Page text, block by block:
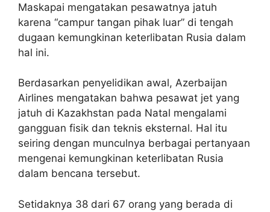
Maskapai mengatakan pesawatnya jatuh
karena “campur tangan pihak luar” di tengah
dugaan kemungkinan keterlibatan Rusia dalam
hal ini.
Berdasarkan penyelidikan awal, Azerbaijan
Airlines mengatakan bahwa pesawat jet yang
jatuh di Kazakhstan pada Natal mengalami
gangguan fisik dan teknis eksternal. Hal itu
seiring dengan munculnya berbagai pertanyaan
mengenai kemungkinan keterlibatan Rusia
dalam bencana tersebut.
Setidaknya 38 dari 67 orang yang berada di